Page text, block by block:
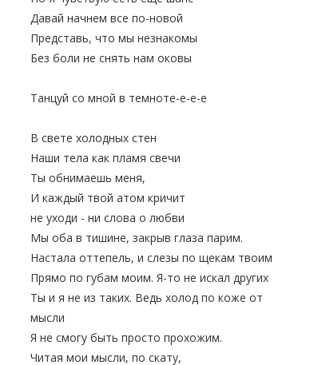
Давай начнем все по-новой
Представь, что мы незнакомы
Без боли не снять нам оковы
Танцуй со мной в темноте-е-е-е
В свете холодных стен
Наши тела как пламя свечи
Ты обнимаешь меня,
И каждый твой атом кричит
не уходи - ни слова о любви
Мы оба в тишине, закрыв глаза парим.
Настала оттепель, и слезы по щекам твоим
Прямо по губам моим. Я-то не искал других
Ты и я не из таких. Ведь холод по коже от
мысли
Я не смогу быть просто прохожим.
Читая мои мысли, по скату,